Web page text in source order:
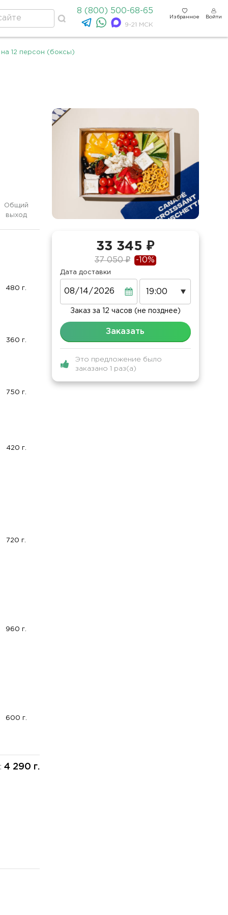
8 (800) 500-68-65
9-21 МСК
Избранное Войти
12 персон (боксы)
Общий
выход
480 г.
360 г.
750 г.
420 г.
720 г.
960 г.
600 г.
4 290 г.
33 345 ₽
37 050 ₽ -10%
Дата доставки
Заказ за 12 часов (не позднее)
Заказать
Это предложение было
заказано 1 раз(а)